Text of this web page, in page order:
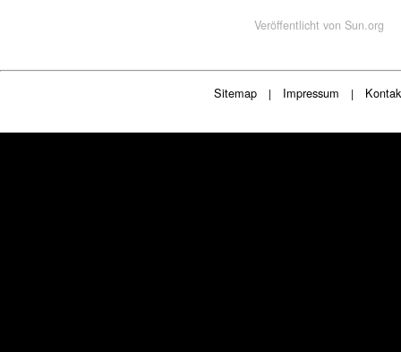
Veröffentlicht von Sun.org
Sitemap | Impressum |